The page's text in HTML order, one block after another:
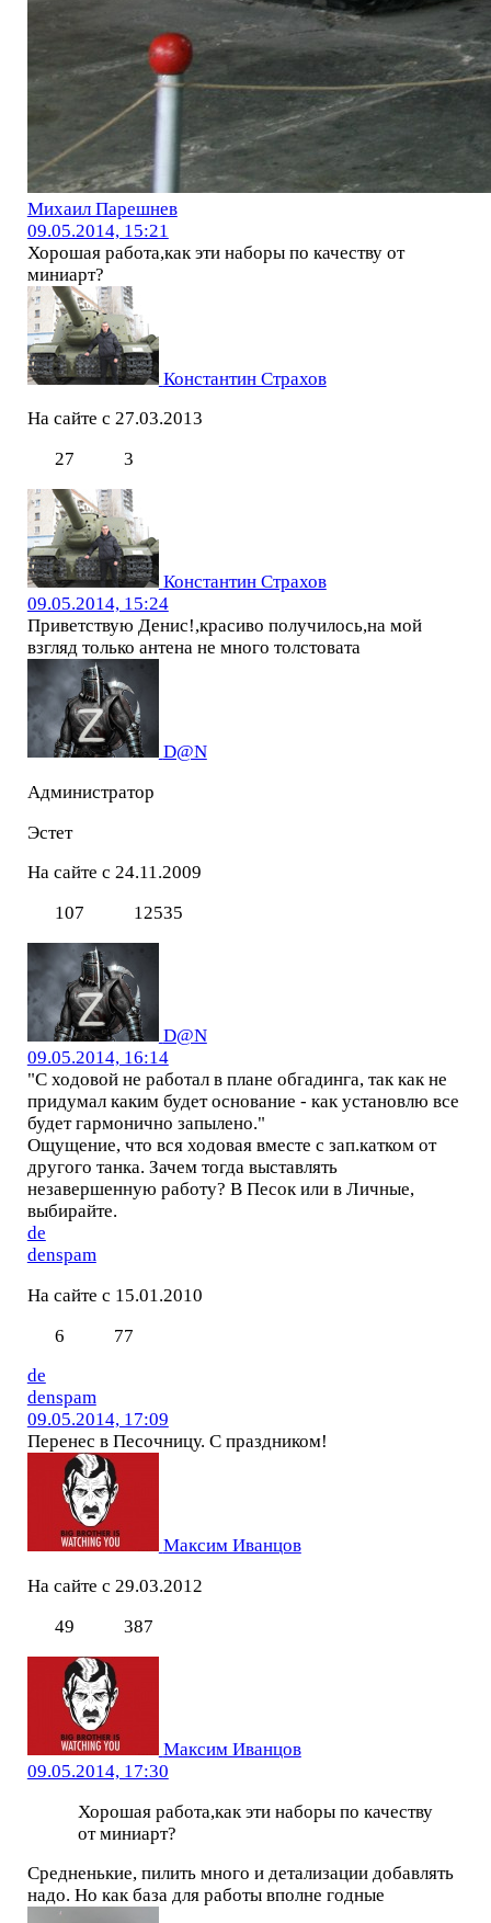
Михаил Парешнев
09.05.2014, 15:21
Хорошая работа,как эти наборы по качеству от
миниарт?
Константин Страхов
На сайте с 27.03.2013
27
3
Константин Страхов
09.05.2014, 15:24
Приветствую Денис!,красиво получилось,на мой
взгляд только антена не много толстовата
D@N
Администратор
Эстет
На сайте с 24.11.2009
107
12535
D@N
09.05.2014, 16:14
"С ходовой не работал в плане обгадинга, так как не
придумал каким будет основание - как установлю все
будет гармонично запылено."
Ощущение, что вся ходовая вместе с зап.катком от
другого танка. Зачем тогда выставлять
незавершенную работу? В Песок или в Личные,
выбирайте.
de
denspam
На сайте с 15.01.2010
6
77
de
denspam
09.05.2014, 17:09
Перенес в Песочницу. С праздником!
Максим Иванцов
На сайте с 29.03.2012
49
387
Максим Иванцов
09.05.2014, 17:30
Хорошая работа,как эти наборы по качеству
от миниарт?
Средненькие, пилить много и детализации добавлять
надо. Но как база для работы вполне годные